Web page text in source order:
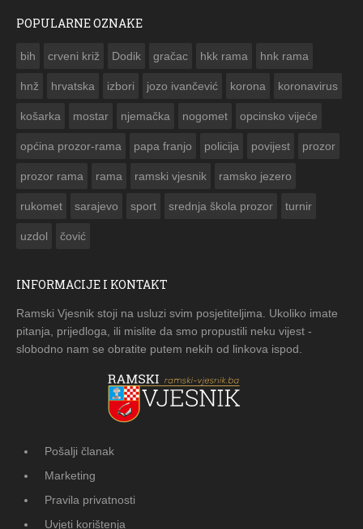
POPULARNE OZNAKE
bih crveni križ Dodik gračac hkk rama hnk rama
hnž hrvatska izbori jozo ivančević korona koronavirus
košarka mostar njemačka nogomet opcinsko vijeće
općina prozor-rama papa franjo policija povijest prozor
prozor rama rama ramski vjesnik ramsko jezero
rukomet sarajevo sport srednja škola prozor turnir
uzdol čović
INFORMACIJE I KONTAKT
Ramski Vjesnik stoji na usluzi svim posjetiteljima. Ukoliko imate
pitanja, prijedloga, ili mislite da smo propustili neku vijest -
slobodno nam se obratite putem nekih od linkova ispod.
Pošalji članak
Marketing
Pravila privatnosti
Uvjeti korištenja